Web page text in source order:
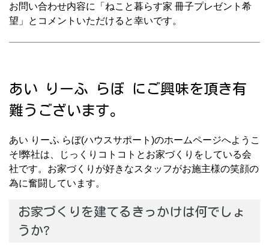
お問い合わせ内容に「ねこと暮らす家 冊子プレゼント希
望」とコメントいただけると幸いです。
あい りーふ らぼ にご興味を頂き有
難うございます。
あい りーふ らぼ(ハウスサポート)のホームページへようこ
そ!弊社は、じっくりコトコトとお家づくりをしている会
社です。お家づくりが好きなスタッフがお施主様の笑顔の
為に奮闘しています。
お家づくりを建てるきっかけは何でしょ
うか?